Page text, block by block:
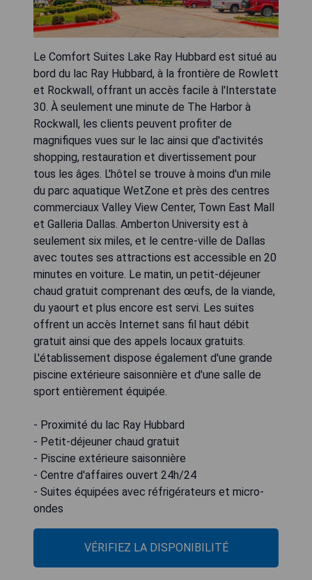
Le Comfort Suites Lake Ray Hubbard est situé au
bord du lac Ray Hubbard, à la frontière de Rowlett
et Rockwall, offrant un accès facile à l'Interstate
30. À seulement une minute de The Harbor à
Rockwall, les clients peuvent profiter de
magnifiques vues sur le lac ainsi que d'activités
shopping, restauration et divertissement pour
tous les âges. L'hôtel se trouve à moins d'un mile
du parc aquatique WetZone et près des centres
commerciaux Valley View Center, Town East Mall
et Galleria Dallas. Amberton University est à
seulement six miles, et le centre-ville de Dallas
avec toutes ses attractions est accessible en 20
minutes en voiture. Le matin, un petit-déjeuner
chaud gratuit comprenant des œufs, de la viande,
du yaourt et plus encore est servi. Les suites
offrent un accès Internet sans fil haut débit
gratuit ainsi que des appels locaux gratuits.
L'établissement dispose également d'une grande
piscine extérieure saisonnière et d'une salle de
sport entièrement équipée.
- Proximité du lac Ray Hubbard
- Petit-déjeuner chaud gratuit
- Piscine extérieure saisonnière
- Centre d'affaires ouvert 24h/24
- Suites équipées avec réfrigérateurs et micro-
ondes
VÉRIFIEZ LA DISPONIBILITÉ